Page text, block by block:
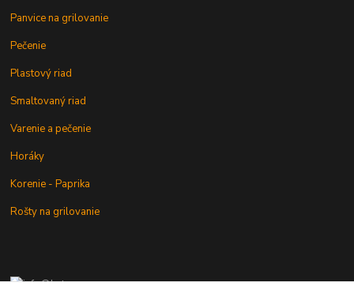
Panvice na grilovanie
Pečenie
Plastový riad
Smaltovaný riad
Varenie a pečenie
Horáky
Korenie - Paprika
Rošty na grilovanie
+421 902 212 007